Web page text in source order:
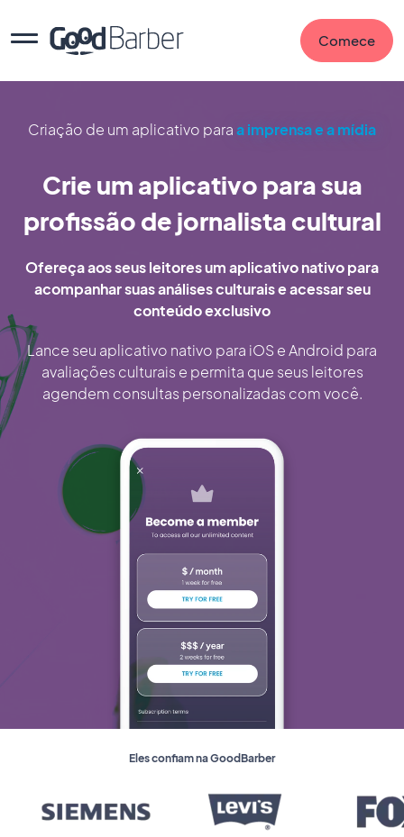
Comece
Criação de um aplicativo paraa imprensa e a mídia
Crie um aplicativo para sua
profissão de jornalista cultural
Ofereça aos seus leitores um aplicativo nativo para
acompanhar suas análises culturais e acessar seu
conteúdo exclusivo
Lance seu aplicativo nativo para iOS e Android para
avaliações culturais e permita que seus leitores
agendem consultas personalizadas com você.
Eles confiam na GoodBarber